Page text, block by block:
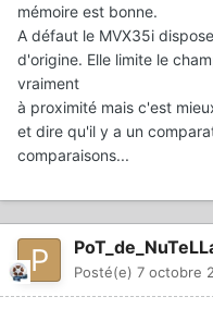
mémoire est bonne.
A défaut le MVX35i
d'origine. Elle limite le
vraiment
à proximité mais c'est
et dire qu'il y a un
comparaisons...
Posté(e) 7 octobre